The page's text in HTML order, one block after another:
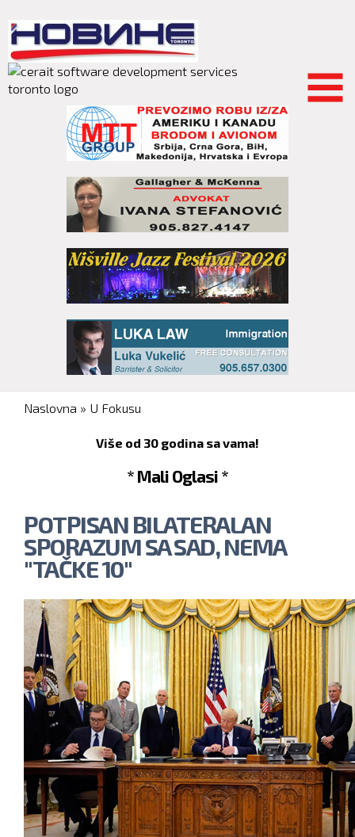
main
content
You are here
Naslovna » U Fokusu
Više od 30 godina sa vama!
* Mali Oglasi *
POTPISAN BILATERALAN
SPORAZUM SA SAD, NEMA
"TAČKE 10"